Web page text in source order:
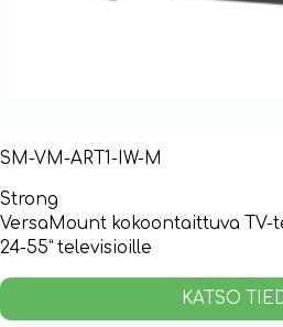
SM-VM-ART1-IW-M
Strong
VersaMount kokoontaittuva
24-55” televisioille
KATSO